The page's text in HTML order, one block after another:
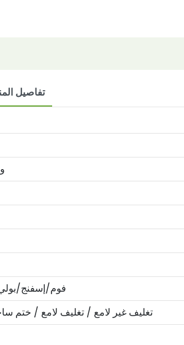
تفاصيل
فوم/إسفنج/
تغليف غير لامع / تغليف لامع / ختم